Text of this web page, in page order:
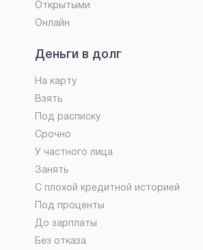
Открытыми
Онлайн
Деньги в долг
На карту
Взять
Под расписку
Срочно
У частного лица
Занять
С плохой кредитной историей
Под проценты
До зарплаты
Без отказа